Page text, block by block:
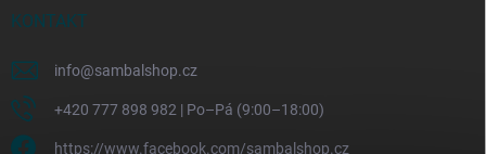
KONTAKT
info@sambalshop.cz
+420 777 898 982 | Po–Pá (9:00–18:00)
https://www.facebook.com/sambalshop.cz